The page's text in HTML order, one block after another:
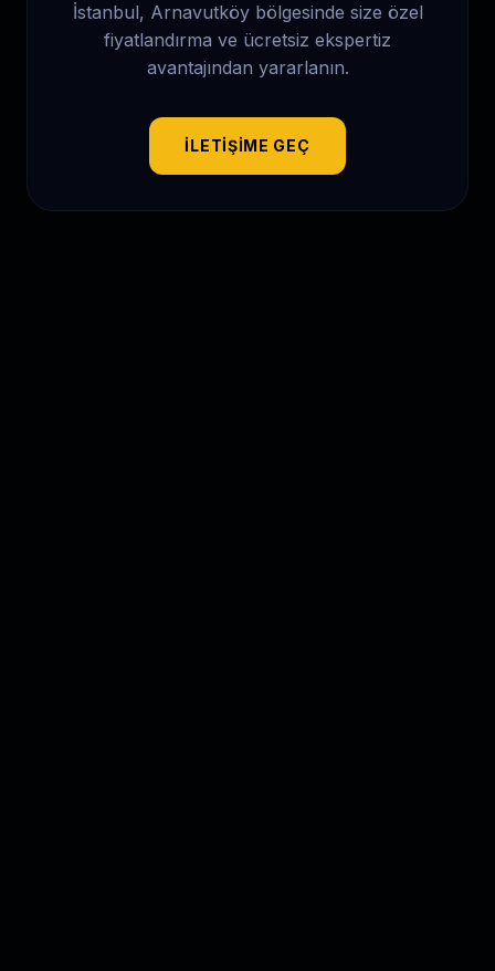
İstanbul, Arnavutköybölgesinde size özel
fiyatlandırma ve ücretsiz ekspertiz
avantajından yararlanın.
İLETIŞIME GEÇ